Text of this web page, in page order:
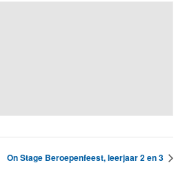
On Stage Beroepenfeest, leerjaar 2 en 3